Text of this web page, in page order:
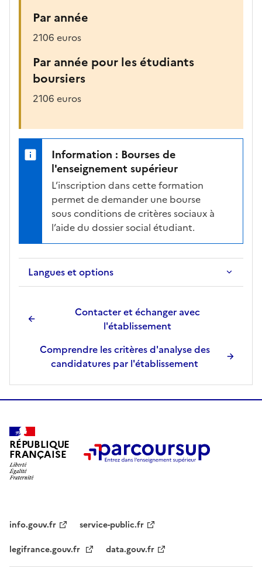
Par année
2106 euros
Par année pour les étudiants
boursiers
2106 euros
Information : Bourses de
l'enseignement supérieur
L’inscription dans cette formation
permet de demander une bourse
sous conditions de critères sociaux à
l’aide du dossier social étudiant.
Langues et options
Contacter et échanger avec
l'établissement
Comprendre les critères d'analyse des
candidatures par l'établissement
RÉPUBLIQUE
FRANÇAISE
info.gouv.fr
service-public.fr
legifrance.gouv.fr
data.gouv.fr